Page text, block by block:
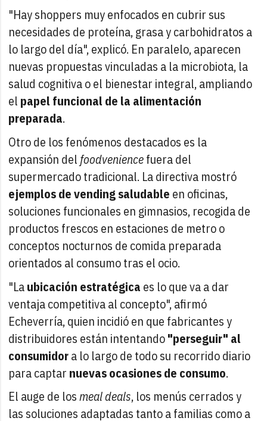
"Hay shoppers muy enfocados en cubrir sus
necesidades de proteína, grasa y carbohidratos a
lo largo del día", explicó. En paralelo, aparecen
nuevas propuestas vinculadas a la microbiota, la
salud cognitiva o el bienestar integral, ampliando
el papel funcional de la alimentación
preparada.
Otro de los fenómenos destacados es la
expansión del foodveniencefuera del
supermercado tradicional. La directiva mostró
ejemplos de vending saludable en oficinas,
soluciones funcionales en gimnasios, recogida de
productos frescos en estaciones de metro o
conceptos nocturnos de comida preparada
orientados al consumo tras el ocio.
"Laubicación estratégica es lo que va a dar
ventaja competitiva al concepto", afirmó
Echeverría, quien incidió en que fabricantes y
distribuidores están intentando"perseguir" al
consumidora lo largo de todo su recorrido diario
para captar nuevas ocasiones de consumo.
El auge de losmeal deals, los menús cerrados y
las soluciones adaptadas tanto a familias como a